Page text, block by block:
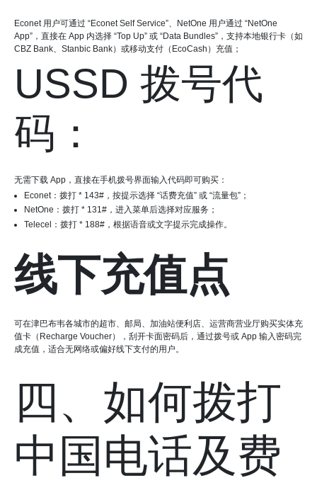
Econet 用户可通过 “Econet Self Service”、NetOne 用户通过 “NetOne
App”，直接在 App 内选择 “Top Up” 或 “Data Bundles”，支持本地银行卡（如
CBZ Bank、Stanbic Bank）或移动支付（EcoCash）充值；
USSD 拨号代
码：
无需下载 App，直接在手机拨号界面输入代码即可购买：
Econet：拨打 * 143#，按提示选择 “话费充值” 或 “流量包”；
NetOne：拨打 * 131#，进入菜单后选择对应服务；
Telecel：拨打 * 188#，根据语音或文字提示完成操作。
线下充值点
可在津巴布韦各城市的超市、邮局、加油站便利店、运营商营业厅购买实体充
值卡（Recharge Voucher），刮开卡面密码后，通过拨号或 App 输入密码完
成充值，适合无网络或偏好线下支付的用户。
四、如何拨打
中国电话及费